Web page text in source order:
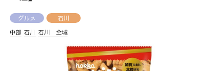
グルメ
石川
中部 石川 石川 全域